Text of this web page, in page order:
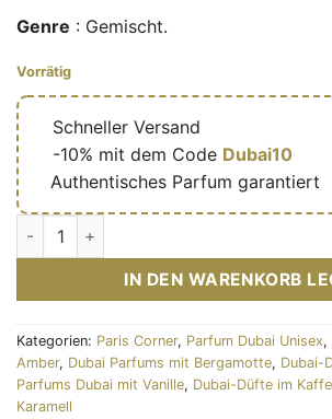
Genre : Gemischt.
Vorrätig
Schneller Versand
-10% mit dem Code Dubai10
Authentisches Parfum garantiert
Eau de parfum Zaman Al Ula 100ml –
IN DEN WARENKORB
Kategorien: Paris Corner, Parfum Dubai Unisex,
Amber, Dubai Parfums mit Bergamotte, Dubai-
Parfums Dubai mit Vanille, Dubai-Düfte im
Karamell